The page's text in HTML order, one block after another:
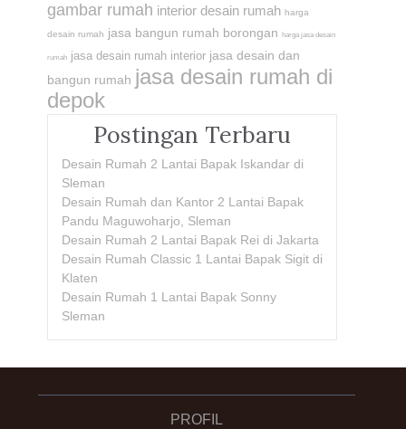
gambar rumah interior desain rumah harga
desain rumah jasa bangun rumah borongan harga jasa desain
rumah jasa desain rumah interior jasa desain dan
bangun rumah jasa desain rumah di
depok
Postingan Terbaru
Desain Rumah 2 Lantai Bapak Iskandar di
Sleman
Desain Rumah dan Kantor 2 Lantai Bapak
Pandu Maguwoharjo, Sleman
Desain Rumah 2 Lantai Bapak Rei di Jakarta
Desain Rumah Classic 1 Lantai Bapak Sigit di
Klaten
Desain Rumah 1 Lantai Bapak Sonny
Sleman
PROFIL